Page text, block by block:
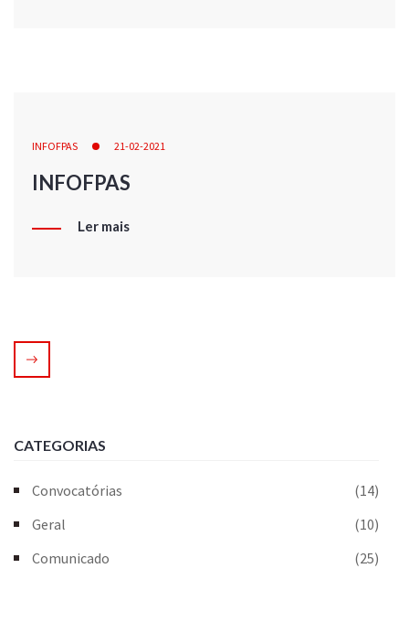
INFOFPAS 21-02-2021
INFOFPAS
Ler mais
CATEGORIAS
Convocatórias
(14)
Geral
(10)
Comunicado
(25)